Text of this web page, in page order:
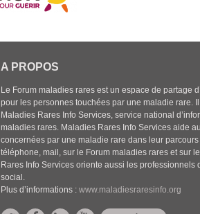
A PROPOS
Le Forum maladies rares est un espace de partage
pour les personnes touchées par une maladie rare.
Maladies Rares Info Services, service national
maladies rares. Maladies Rares Info Services aide
concernées par une maladie rare dans leur
téléphone, mail, sur le Forum maladies rares et sur
Rares Info Services oriente aussi les professionnels
social.
Plus d’informations :www.maladiesraresinfo.org